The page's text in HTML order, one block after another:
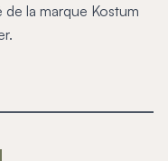
la marque Kostum